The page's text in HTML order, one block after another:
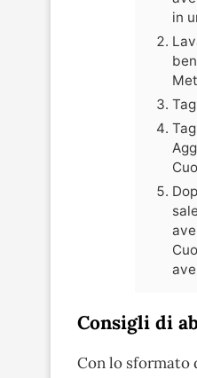
in
Consigli di
Con lo sformato